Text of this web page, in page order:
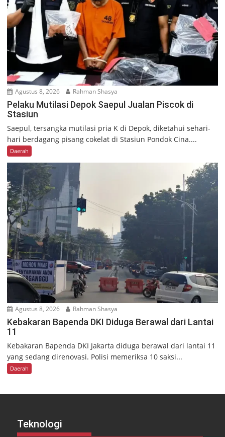
Agustus 8, 2026 Rahman Shasya
Pelaku Mutilasi Depok Saepul Jualan Piscok di
Stasiun
Saepul, tersangka mutilasi pria K di Depok, diketahui sehari-
hari berdagang pisang cokelat di Stasiun Pondok Cina....
Daerah
Agustus 8, 2026 Rahman Shasya
Kebakaran Bapenda DKI Diduga Berawal dari Lantai
11
Kebakaran Bapenda DKI Jakarta diduga berawal dari lantai 11
yang sedang direnovasi. Polisi memeriksa 10 saksi...
Daerah
Teknologi